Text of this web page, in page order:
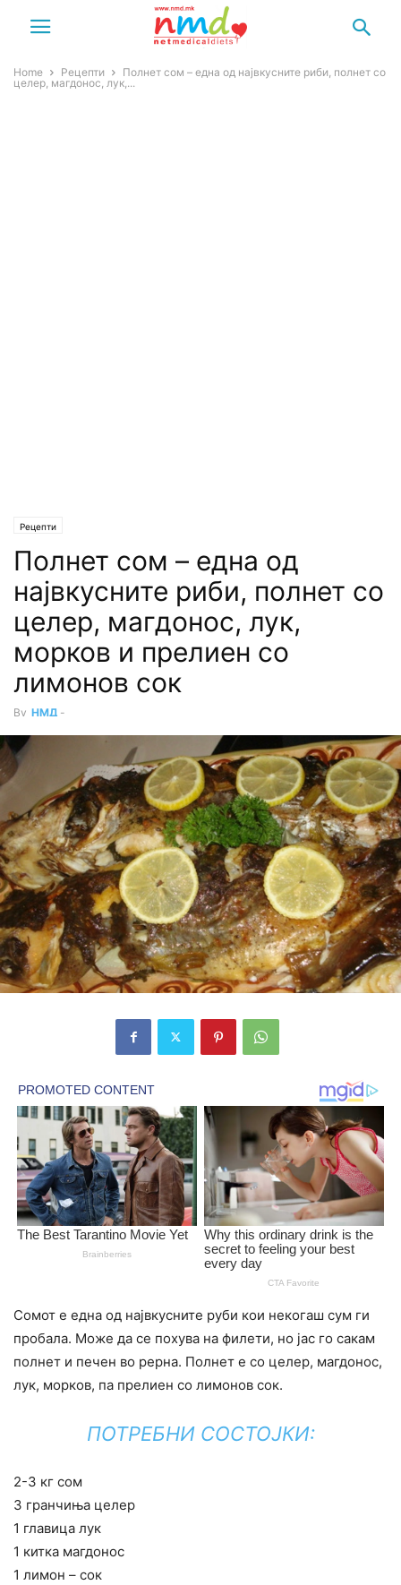
Home Рецепти
Полнет сом – една од највкусните риби, полнет со
целер, магдонос, лук,...
Рецепти
Полнет сом – една од
највкусните риби, полнет со
целер, магдонос, лук,
морков и прелиен со
лимонов сок
By НМД -
Сомот е една од највкусните руби кои некогаш сум ги
пробала. Може да се похува на филети, но јас го сакам
полнет и печен во рерна. Полнет е со целер, магдонос,
лук, морков, па прелиен со лимонов сок.
ПОТРЕБНИ СОСТОЈКИ:
2-3 кг сом
3 гранчиња целер
1 главица лук
1 китка магдонос
1 лимон – сок